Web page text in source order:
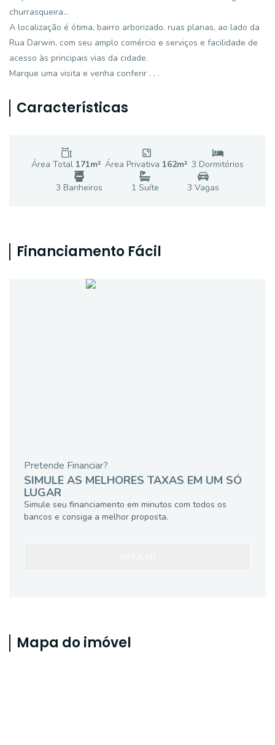
churrasqueira...
A localização é ótima, bairro arborizado. ruas planas, ao lado da
Rua Darwin, com seu amplo comércio e serviços e facilidade de
acesso às principais vias da cidade.
Marque uma visita e venha conferir . . .
Características
Área Total 171m² Área Privativa 162m² 3 Dormitórios
3 Banheiros 1 Suíte 3 Vagas
Financiamento Fácil
Pretende Financiar?
SIMULE AS MELHORES TAXAS EM UM SÓ
LUGAR
Simule seu financiamento em minutos com todos os
bancos e consiga a melhor proposta.
Mapa do imóvel